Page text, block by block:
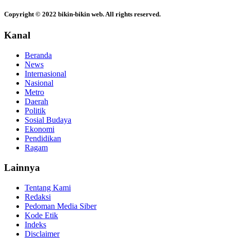
Copyright © 2022 bikin-bikin web. All rights reserved.
Kanal
Beranda
News
Internasional
Nasional
Metro
Daerah
Politik
Sosial Budaya
Ekonomi
Pendidikan
Ragam
Lainnya
Tentang Kami
Redaksi
Pedoman Media Siber
Kode Etik
Indeks
Disclaimer